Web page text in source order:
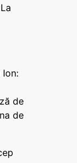
de
de